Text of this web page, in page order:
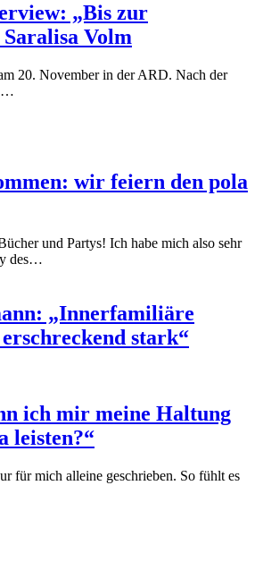
„Bis zur
Volm
20. November in der ARD. Nach der
wir feiern den pola
und Partys! Ich habe mich also sehr
des…
„Innerfamiliäre
stark“
ich mir meine Haltung
leisten?“
für mich alleine geschrieben. So fühlt es